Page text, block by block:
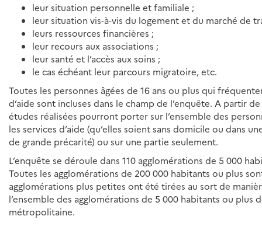
leur situation personnelle et familiale ;
leur situation vis-à-vis du logement et du marché de
leurs ressources financières ;
leur recours aux associations ;
leur santé et l’accès aux soins ;
le cas échéant leur parcours migratoire, etc.
Toutes les personnes âgées de 16 ans ou plus qui
d’aide sont incluses dans le champ de l’enquête. A partir
études réalisées pourront porter sur l’ensemble des
les services d’aide (qu’elles soient sans domicile ou dans
de grande précarité) ou sur une partie seulement.
L’enquête se déroule dans 110 agglomérations de 5 000
Toutes les agglomérations de 200 000 habitants ou plus
agglomérations plus petites ont été tirées au sort de
l’ensemble des agglomérations de 5 000 habitants ou plus
métropolitaine.